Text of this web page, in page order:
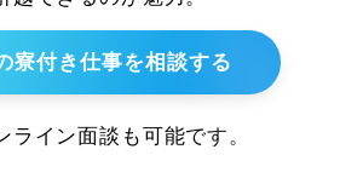
寮付き仕事を相談する
イン面談も可能です。